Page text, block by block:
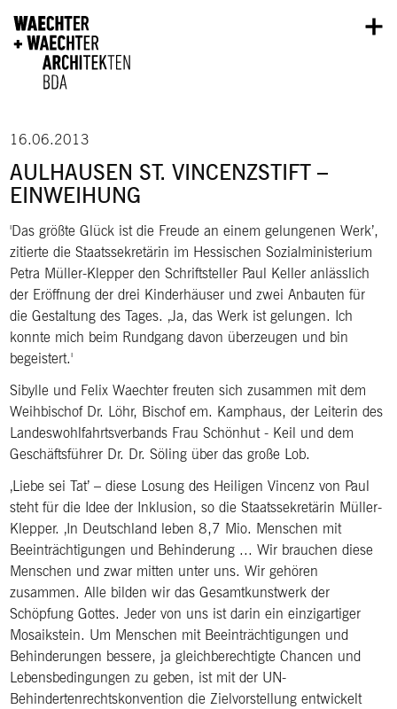
16.06.2013
AULHAUSEN ST. VINCENZSTIFT –
EINWEIHUNG
Das größte Glück ist die Freude an einem gelungenen Werk’,
zitierte die Staatssekretärin im Hessischen Sozialministerium
Petra Müller-Klepper den Schriftsteller Paul Keller anlässlich
der Eröffnung der drei Kinderhäuser und zwei Anbauten für
die Gestaltung des Tages. ‚Ja, das Werk ist gelungen. Ich
konnte mich beim Rundgang davon überzeugen und bin
begeistert.
Sibylle und Felix Waechter freuten sich zusammen mit dem
Weihbischof Dr. Löhr, Bischof em. Kamphaus, der Leiterin des
Landeswohlfahrtsverbands Frau Schönhut - Keil und dem
Geschäftsführer Dr. Dr. Söling über das große Lob.
‚Liebe sei Tat’ – diese Losung des Heiligen Vincenz von Paul
steht für die Idee der Inklusion, so die Staatssekretärin Müller-
Klepper. ‚In Deutschland leben 8,7 Mio. Menschen mit
Beeinträchtigungen und Behinderung ... Wir brauchen diese
Menschen und zwar mitten unter uns. Wir gehören
zusammen. Alle bilden wir das Gesamtkunstwerk der
Schöpfung Gottes. Jeder von uns ist darin ein einzigartiger
Mosaikstein. Um Menschen mit Beeinträchtigungen und
Behinderungen bessere, ja gleichberechtigte Chancen und
Lebensbedingungen zu geben, ist mit der UN-
Behindertenrechtskonvention die Zielvorstellung entwickelt